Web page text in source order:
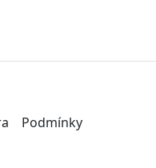
Podmínky